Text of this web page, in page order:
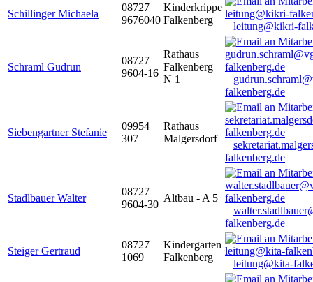
Schillinger Michaela
08727
9676040
Kinderkrippe
Falkenberg
leitung@kikri-
Schraml Gudrun
08727
9604-16
Rathaus
Falkenberg
N 1
falkenberg.de
Siebengartner Stefanie
09954
307
Rathaus
Malgersdorf
falkenberg.de
Stadlbauer Walter
08727
9604-30
Altbau - A 5
falkenberg.de
Steiger Gertraud
08727
1069
Kindergarten
Falkenberg
leitung@kita-